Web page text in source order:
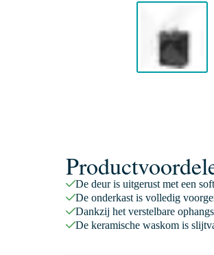
De deur is uitgerust met een
De onderkast is volledig
Dankzij het verstelbare
De keramische waskom is